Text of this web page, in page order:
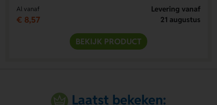
Al vanaf
€ 8,57
Levering vanaf
21 augustus
BEKIJK PRODUCT
Laatst bekeken: